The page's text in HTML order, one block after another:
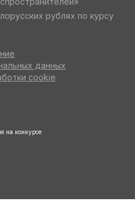
рублях по курсу
данных
cookie
на конкурсе